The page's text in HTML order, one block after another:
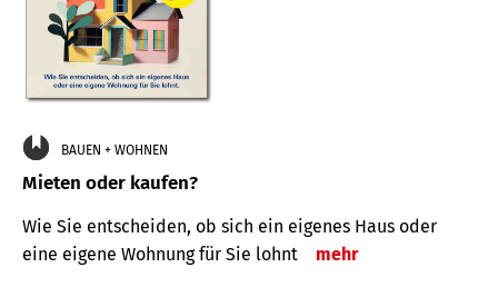
BAUEN + WOHNEN
Mieten oder kaufen?
Wie Sie entscheiden, ob sich ein eigenes Haus oder
eine eigene Wohnung für Sie lohnt
mehr